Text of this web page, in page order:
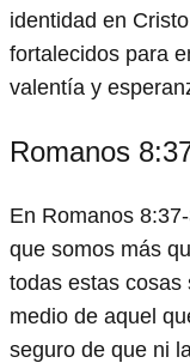
identidad en
fortalecidos para
valentía y
Romanos
En Romanos
que somos más
todas estas cosas
medio de aquel
seguro de que ni